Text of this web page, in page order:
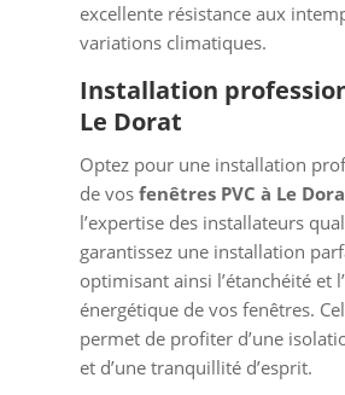
excellente résistance aux
variations climatiques.
Installation
Le Dorat
Optez pour une installation
de vosfenêtres PVC à Le
l’expertise des installateurs
garantissez une installation
optimisant ainsi l’étanchéité et
énergétique de vos fenêtres.
permet de profiter d’une
et d’une tranquillité d’esprit.